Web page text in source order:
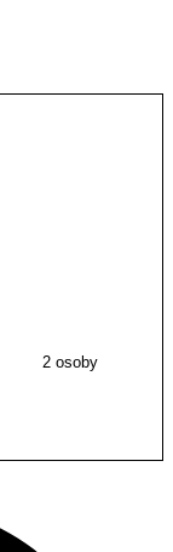
2 osoby